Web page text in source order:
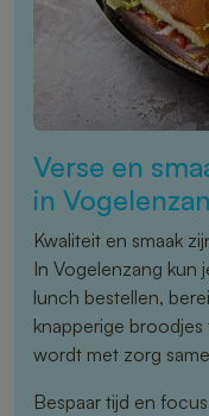
Verse en
in
Kwaliteit en smaak
In Vogelenzang kun
lunch bestellen,
knapperige
wordt met zorg
Bespaar tijd en